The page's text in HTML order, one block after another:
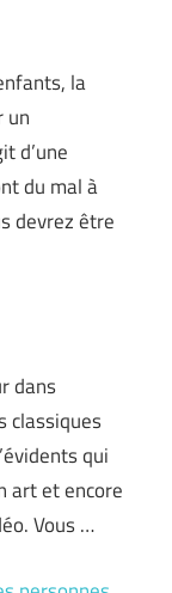
la
un
d’une
du mal à
devrez être
dans
classiques
qui
art et encore
Vous …